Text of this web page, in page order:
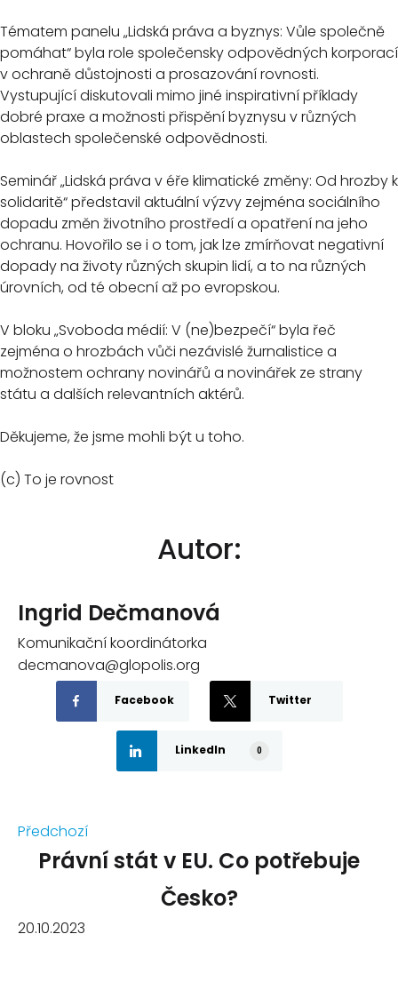
Tématem panelu „Lidská práva a byznys: Vůle společně
pomáhat“ byla role společensky odpovědných korporací
v ochraně důstojnosti a prosazování rovnosti.
Vystupující diskutovali mimo jiné inspirativní příklady
dobré praxe a možnosti přispění byznysu v různých
oblastech společenské odpovědnosti.
Seminář „Lidská práva v éře klimatické změny: Od hrozby k
solidaritě“ představil aktuální výzvy zejména sociálního
dopadu změn životního prostředí a opatření na jeho
ochranu. Hovořilo se i o tom, jak lze zmírňovat negativní
dopady na životy různých skupin lidí, a to na různých
úrovních, od té obecní až po evropskou.
V bloku „Svoboda médií: V (ne)bezpečí“ byla řeč
zejména o hrozbách vůči nezávislé žurnalistice a
možnostem ochrany novinářů a novinářek ze strany
státu a dalších relevantních aktérů.
Děkujeme, že jsme mohli být u toho.
(c) To je rovnost
Autor:
Ingrid Dečmanová
Komunikační koordinátorka
decmanova@glopolis.org
Facebook Twitter
LinkedIn 0
Předchozí
Právní stát v EU. Co potřebuje
Česko?
20.10.2023